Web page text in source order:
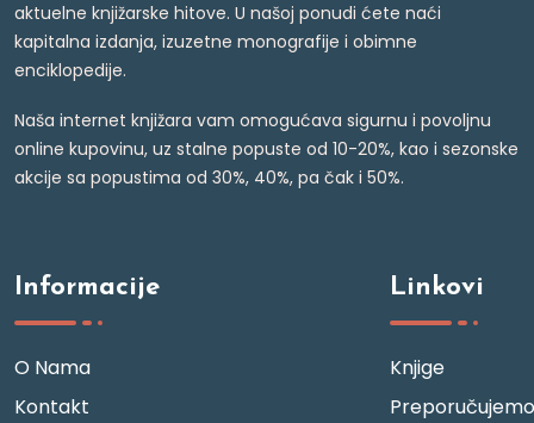
aktuelne knjižarske hitove. U našoj ponudi ćete naći
kapitalna izdanja, izuzetne monografije i obimne
enciklopedije.
Naša internet knjižara vam omogućava sigurnu i povoljnu
online kupovinu, uz stalne popuste od 10-20%, kao i sezonske
akcije sa popustima od 30%, 40%, pa čak i 50%.
Informacije
O Nama
Kontakt
Linkovi
Knjige
Preporučujemo